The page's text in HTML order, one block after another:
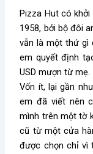
Pizza Hut có khởi
1958, bởi bộ đôi
vẫn là một thứ gì
em quyết định
USD mượn từ mẹ.
Vốn ít, lại gần
em đã viết nên
mình trên một tờ
cũ từ một cửa
được chọn chỉ vì